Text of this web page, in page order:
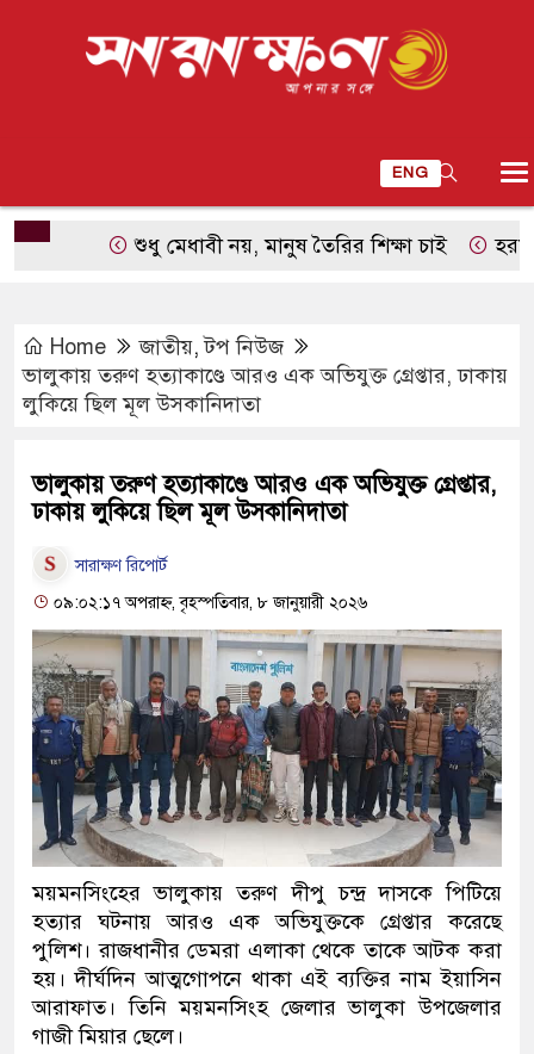
ENG
শুধু মেধাবী নয়, মানুষ তৈরির শিক্ষা চাই হরমুজ
Home জাতীয়,টপ নিউজ
ভালুকায় তরুণ হত্যাকাণ্ডে আরও এক অভিযুক্ত গ্রেপ্তার, ঢাকায়
লুকিয়ে ছিল মূল উসকানিদাতা
ভালুকায় তরুণ হত্যাকাণ্ডে আরও এক অভিযুক্ত গ্রেপ্তার,
ঢাকায় লুকিয়ে ছিল মূল উসকানিদাতা
সারাক্ষণ রিপোর্ট
০৯:০২:১৭ অপরাহ্ন, বৃহস্পতিবার, ৮ জানুয়ারী ২০২৬
ময়মনসিংহের ভালুকায় তরুণ দীপু চন্দ্র দাসকে পিটিয়ে
হত্যার ঘটনায় আরও এক অভিযুক্তকে গ্রেপ্তার করেছে
পুলিশ। রাজধানীর ডেমরা এলাকা থেকে তাকে আটক করা
হয়। দীর্ঘদিন আত্মগোপনে থাকা এই ব্যক্তির নাম ইয়াসিন
আরাফাত। তিনি ময়মনসিংহ জেলার ভালুকা উপজেলার
গাজী মিয়ার ছেলে।